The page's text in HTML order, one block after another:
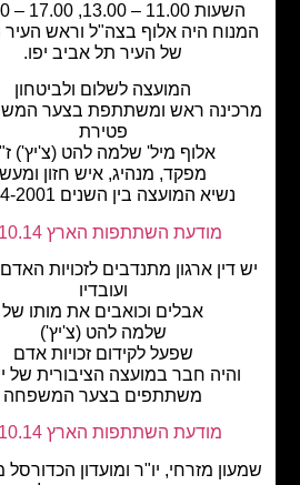
היה אלוף בצה"ל וראש העיר השביעי
של העיר תל אביב יפו.
המועצה לשלום ולביטחון
ראש ומשתתפת בצער המשפחה על
אלוף מיל' שלמה להט (צ'יץ') ז"ל
מפקד, מנהיג, איש חזון ומעש
נשיא המועצה בין השנים 1994-2001
מודעת השתתפות הארץ 2.10.14
דין ארגון מתנדבים לזכויות האדם, פעיליו
אבלים וכואבים את מותו של
שלמה להט (צ'יץ')
שפעל לקידום זכויות אדם
והיה חבר במועצה הציבורית של יש דין
משתתפים בצער המשפחה
מודעת השתתפות הארץ 2.10.14
מזרחי, יו"ר ומועדון הכדורסל מכבי תל